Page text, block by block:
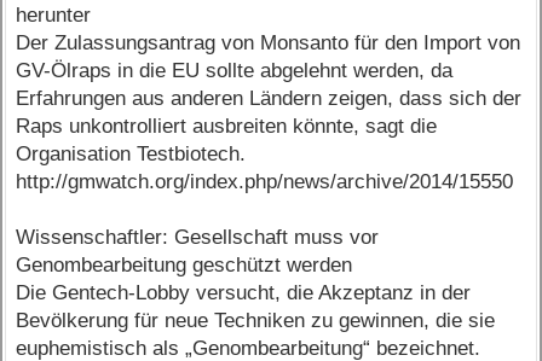
herunter
Der Zulassungsantrag von Monsanto für den Import von
GV-Ölraps in die EU sollte abgelehnt werden, da
Erfahrungen aus anderen Ländern zeigen, dass sich der
Raps unkontrolliert ausbreiten könnte, sagt die
Organisation Testbiotech.
http://gmwatch.org/index.php/news/archive/2014/15550
Wissenschaftler: Gesellschaft muss vor
Genombearbeitung geschützt werden
Die Gentech-Lobby versucht, die Akzeptanz in der
Bevölkerung für neue Techniken zu gewinnen, die sie
euphemistisch als „Genombearbeitung“ bezeichnet.